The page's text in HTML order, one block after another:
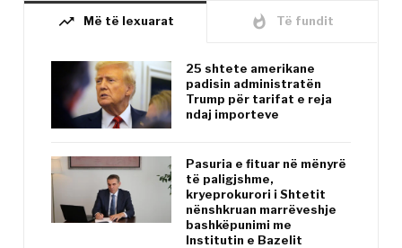
trending_up Më të lexuarat whatshot Të fundit
25 shtete amerikane
padisin administratën
Trump për tarifat e reja
ndaj importeve
Pasuria e fituar në mënyrë
të paligjshme,
kryeprokurori i Shtetit
nënshkruan marrëveshje
bashkëpunimi me
Institutin e Bazelit